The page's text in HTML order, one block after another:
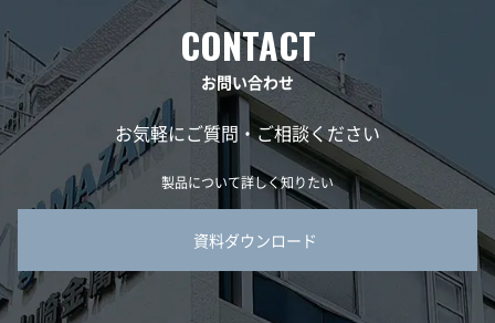
お問い合わせ
お気軽にご質問・ご相談ください
製品について詳しく知りたい
資料ダウンロード